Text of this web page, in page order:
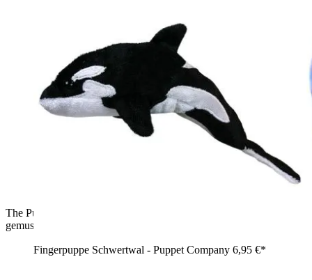
The Puppet Company Fingerpuppe Seepferdchen, grün-blau
gemustert, Rückansicht mit eingerolltem Schwanz
Fingerpuppe Schwertwal - Puppet Company 6,95 €*